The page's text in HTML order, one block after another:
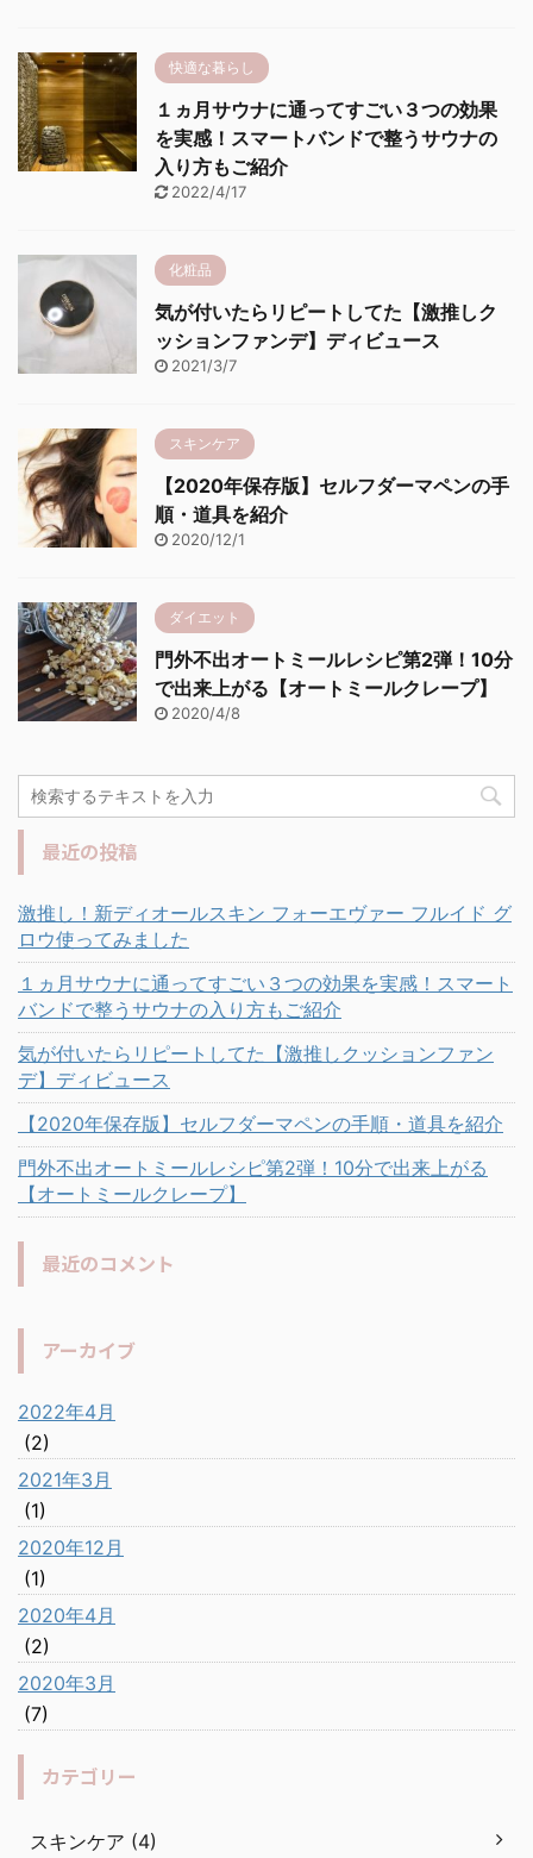
快適な暮らし
１ヵ月サウナに通ってすごい３つの効果
を実感！スマートバンドで整うサウナの
入り方もご紹介
2022/4/17
化粧品
気が付いたらリピートしてた【激推しク
ッションファンデ】ディビュース
2021/3/7
スキンケア
【2020年保存版】セルフダーマペンの手
順・道具を紹介
2020/12/1
ダイエット
門外不出オートミールレシピ第2弾！10分
で出来上がる【オートミールクレープ】
2020/4/8
最近の投稿
激推し！新ディオールスキン フォーエヴァー フルイド グ
ロウ使ってみました
１ヵ月サウナに通ってすごい３つの効果を実感！スマート
バンドで整うサウナの入り方もご紹介
気が付いたらリピートしてた【激推しクッションファン
デ】ディビュース
【2020年保存版】セルフダーマペンの手順・道具を紹介
門外不出オートミールレシピ第2弾！10分で出来上がる
【オートミールクレープ】
最近のコメント
アーカイブ
2022年4月
(2)
2021年3月
(1)
2020年12月
(1)
2020年4月
(2)
2020年3月
(7)
カテゴリー
スキンケア (4)